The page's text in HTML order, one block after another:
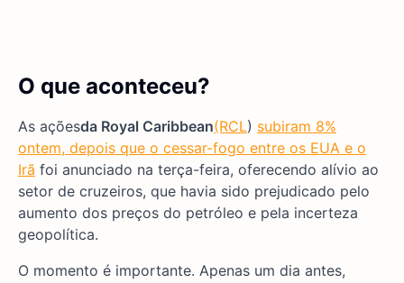
O que aconteceu?
As açõesda Royal Caribbean(RCL) subiram 8%
ontem, depois que o cessar-fogo entre os EUA e o
Irã foi anunciado na terça-feira, oferecendo alívio ao
setor de cruzeiros, que havia sido prejudicado pelo
aumento dos preços do petróleo e pela incerteza
geopolítica.
O momento é importante. Apenas um dia antes,